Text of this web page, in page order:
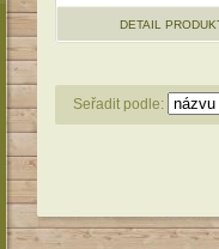
DETAIL
Seřadit podle: